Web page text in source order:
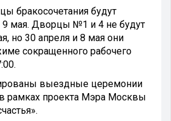
бракосочетания будут
9 мая. Дворцы №1 и 4 не будут
но 30 апреля и 8 мая они
сокращенного рабочего
выездные церемонии
рамках проекта Мэра Москвы